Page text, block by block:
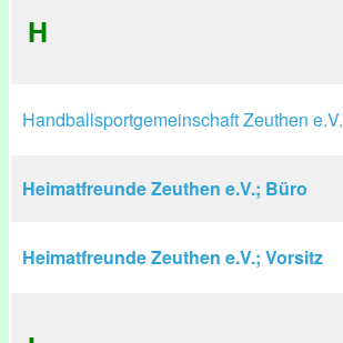
H
Handballsportgemeinschaft Zeuthen e.V.
Heimatfreunde Zeuthen e.V.; Büro
Heimatfreunde Zeuthen e.V.; Vorsitz